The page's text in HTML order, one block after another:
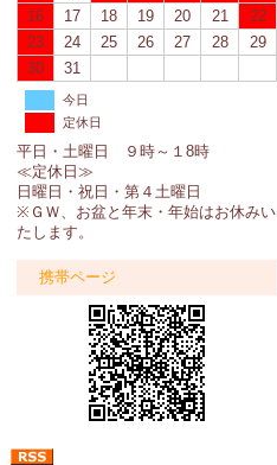
16
17 18 19 20 21
22
23
24 25 26 27 28
29
30
31
今日
定休日
平日・土曜日 ９時～１8時
≪定休日≫
日曜日・祝日・第４土曜日
※ＧＷ、お盆と年末・年始はお休みい
たします。
携帯ページ